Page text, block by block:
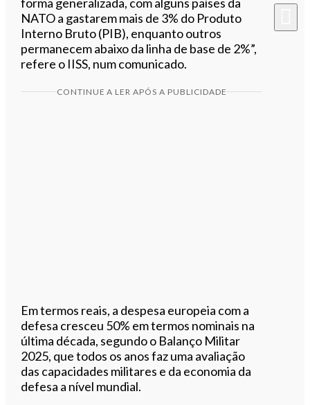
NATO a gastarem mais de 3% do Produto
Interno Bruto (PIB), enquanto outros
permanecem abaixo da linha de base de 2%”,
refere o IISS, num comunicado.
CONTINUE A LER APÓS A PUBLICIDADE
Em termos reais, a despesa europeia com a
defesa cresceu 50% em termos nominais na
última década, segundo o Balanço Militar
2025, que todos os anos faz uma avaliação
das capacidades militares e da economia da
defesa a nível mundial.